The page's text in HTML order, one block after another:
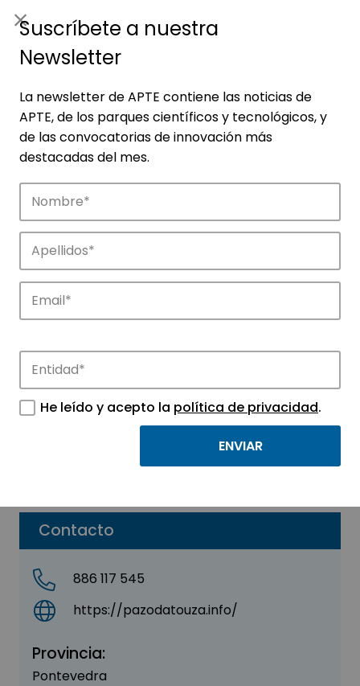
Empresas
Descubre las empresas que impulsan la
innovación en los parques de APTE.
Contacto
886 117 545
https://pazodatouza.info/
Provincia:
Pontevedra
FIBA CATERING SL
AGROALIMENTACIÓN -
Suscríbete a nuestra
Newsletter
La newsletter de APTE contiene las noticias de
APTE, de los parques científicos y tecnológicos, y
de las convocatorias de innovación más
destacadas del mes.
He leído y acepto la política de privacidad.